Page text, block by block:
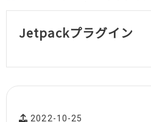
Jetpackプラグイン
2022-10-25